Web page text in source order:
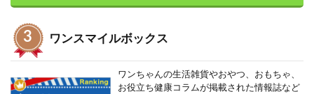
ワンスマイルボックス
ワンちゃんの生活雑貨やおやつ、おもちゃ、
お役立ち健康コラムが掲載された情報誌など